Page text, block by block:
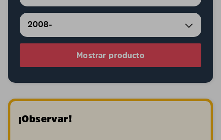
2008-
Mostrar producto
¡Observar!